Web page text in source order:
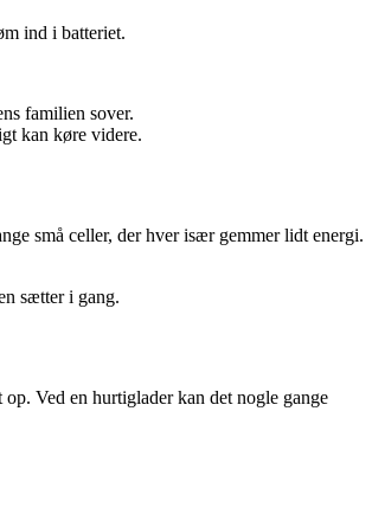
ind i batteriet.
familien sover.
kan køre videre.
små celler, der hver især gemmer lidt energi.
sætter i gang.
Ved en hurtiglader kan det nogle gange